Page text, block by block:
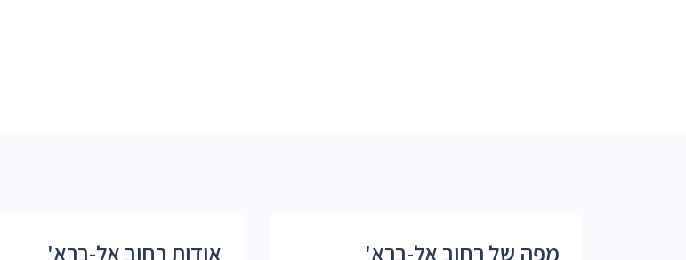
אודות רחוב אל-ברא'
מפה של רחוב אל-ברא'